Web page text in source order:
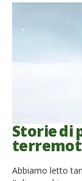
Storie di
Abbiamo letto